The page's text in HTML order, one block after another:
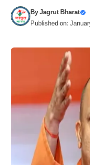
ByJagrut Bharat
Published on: